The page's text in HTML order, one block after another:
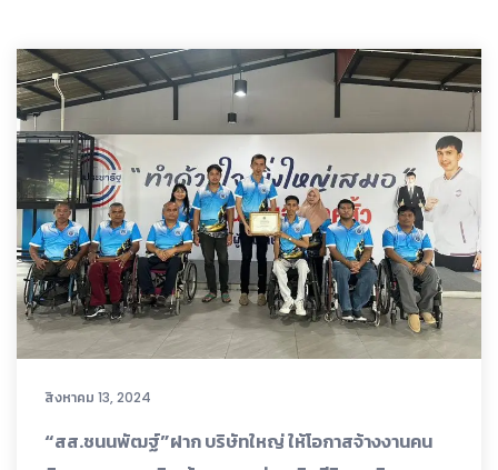
สิงหาคม 13, 2024
“สส.ชนนพัฒฐ์”ฝาก บริษัทใหญ่ ให้โอกาสจ้างงานคน